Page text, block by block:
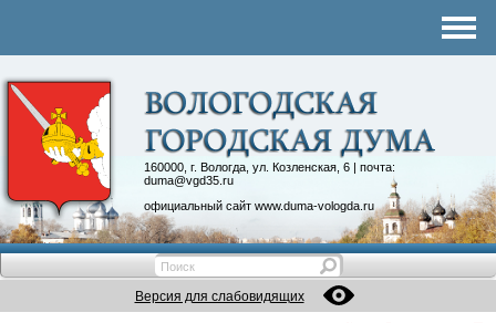
160000, г. Вологда, ул. Козленская, 6 | почта:
duma@vgd35.ru
официальный сайт www.duma-vologda.ru
Контакты
Депутатские объединения
Версия для слабовидящих